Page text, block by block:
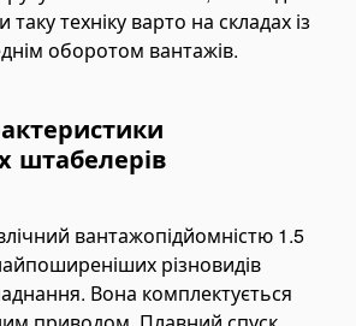
Equipment
техніку варто на складах із
оборотом вантажів.
штабелерів
вантажопідйомністю 1.5
різновидів
Вона комплектується